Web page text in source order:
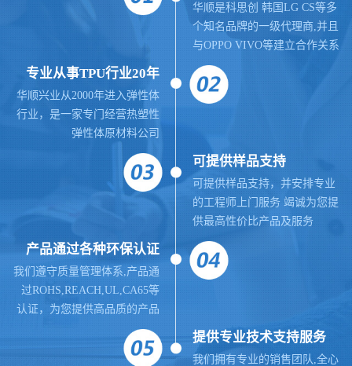
华顺是科思创 韩国LG CS等多
个知名品牌的一级代理商,并且
与OPPO VIVO等建立合作关系
专业从事TPU行业20年
华顺兴业从2000年进入弹性体
行业，是一家专门经营热塑性
弹性体原材料公司
可提供样品支持
可提供样品支持，并安排专业
的工程师上门服务 竭诚为您提
供最高性价比产品及服务
产品通过各种环保认证
我们遵守质量管理体系, 产品通
过ROHS,REACH,UL,CA65等
认证，为您提供高品质的产品
提供专业技术支持服务
我们拥有专业的销售团队,全心